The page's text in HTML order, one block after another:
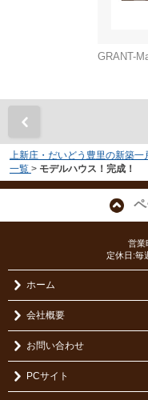
上新庄・だいどう豊里の新築
一覧 > モデルハウス！完成！
営業
定休日:毎
ホーム
会社概要
お問い合わせ
PCサイト